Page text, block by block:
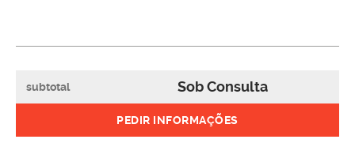
subtotal Sob Consulta
PEDIR INFORMAÇÕES